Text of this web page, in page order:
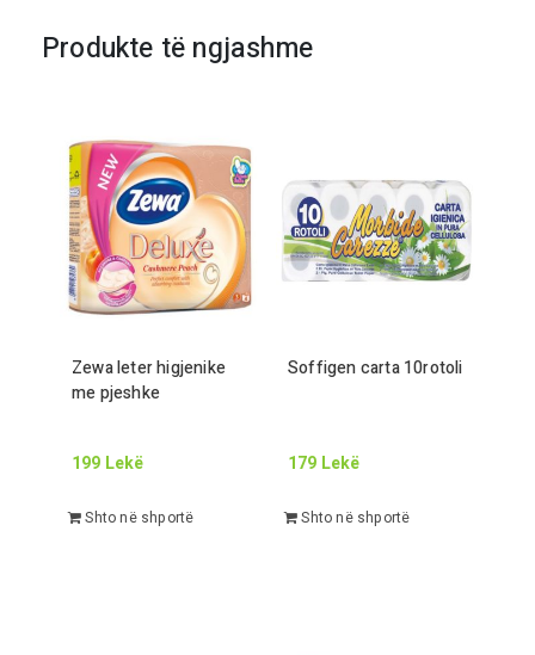
Produkte të ngjashme
Zewa leter higjenike
me pjeshke
199 Lekë
Shto në shportë
Soffigen carta10rotoli
179 Lekë
Shto në shportë